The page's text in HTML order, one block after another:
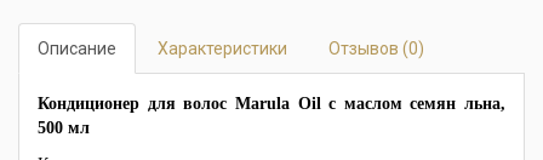
Описание Характеристики Отзывов (0)
Кондиционер для волос Marula Oil с маслом семян льна,
500 мл